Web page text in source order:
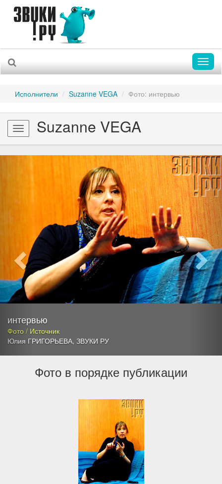
Исполнители Suzanne VEGA Фото: интервью
Toggle
navigation
Suzanne VEGA
интервью
Фото / Источник
Юлия ГРИГОРЬЕВА, ЗВУКИ РУ
Previous
Фото в порядке публикации